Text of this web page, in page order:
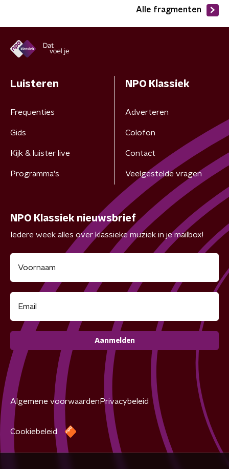
Alle fragmenten
Luisteren
Frequenties
Gids
Kijk & luister live
Programma's
NPO Klassiek
Adverteren
Colofon
Contact
Veelgestelde vragen
NPO Klassiek nieuwsbrief
Iedere week alles over klassieke muziek in je mailbox!
Aanmelden
Algemene voorwaardenPrivacybeleid
Cookiebeleid